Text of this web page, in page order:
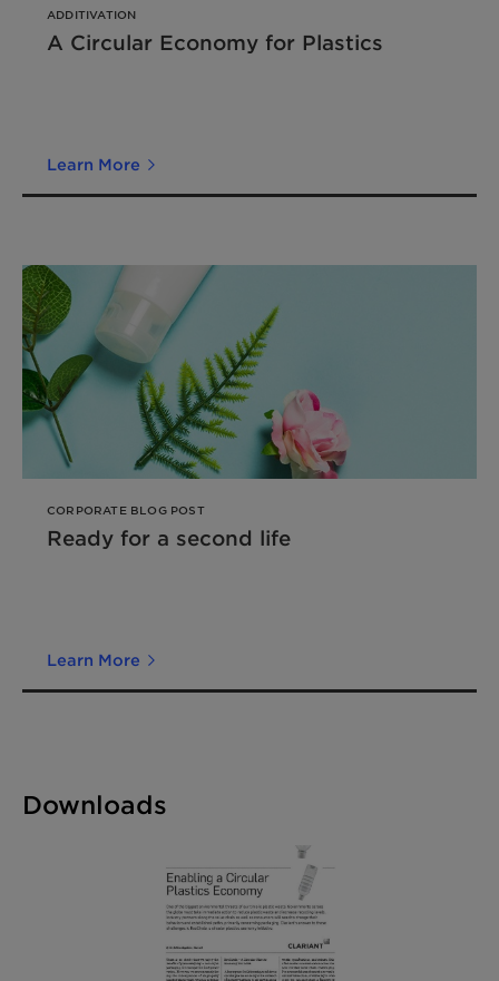
ADDITIVATION
A Circular Economy for Plastics
Learn More
CORPORATE BLOG POST
Ready for a second life
Learn More
Downloads